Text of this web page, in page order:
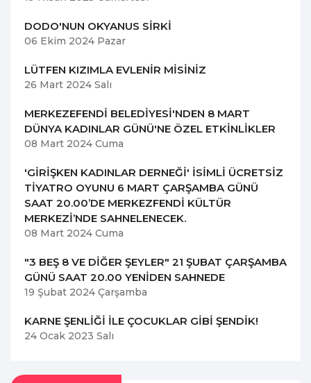
DODO'NUN OKYANUS SİRKİ
06 Ekim 2024 Pazar
LÜTFEN KIZIMLA EVLENİR MİSİNİZ
26 Mart 2024 Salı
MERKEZEFENDİ BELEDİYESİ'NDEN 8 MART
DÜNYA KADINLAR GÜNÜ'NE ÖZEL ETKİNLİKLER
08 Mart 2024 Cuma
'GİRİŞKEN KADINLAR DERNEĞİ' İSİMLİ ÜCRETSİZ
TİYATRO OYUNU 6 MART ÇARŞAMBA GÜNÜ
SAAT 20.00’DE MERKEZFENDİ KÜLTÜR
MERKEZİ’NDE SAHNELENECEK.
08 Mart 2024 Cuma
"3 BEŞ 8 VE DİĞER ŞEYLER" 21 ŞUBAT ÇARŞAMBA
GÜNÜ SAAT 20.00 YENİDEN SAHNEDE
19 Şubat 2024 Çarşamba
KARNE ŞENLİĞİ İLE ÇOCUKLAR GİBİ ŞENDİK!
24 Ocak 2023 Salı